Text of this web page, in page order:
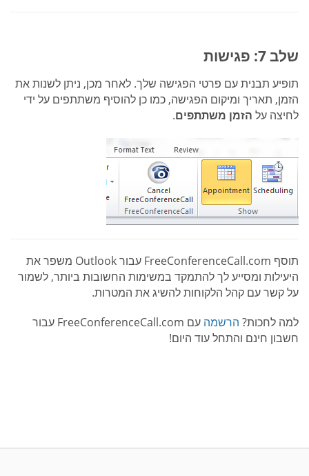
שלב 7: פגישות
תופיע תבנית עם פרטי הפגישה שלך. לאחר מכן, ניתן לשנות את
הזמן, תאריך ומיקום הפגישה, כמו כן להוסיף משתתפים על ידי
לחיצה על הזמן משתתפים.
תוסף FreeConferenceCall.com עבור Outlook משפר את
היעילות ומסייע לך להתמקד במשימות החשובות ביותר, לשמור
על קשר עם קהל הלקוחות להשיג את המטרות.
למה לחכות? הרשמה
עם FreeConferenceCall.com עבור
חשבון חינם והתחל עוד היום!